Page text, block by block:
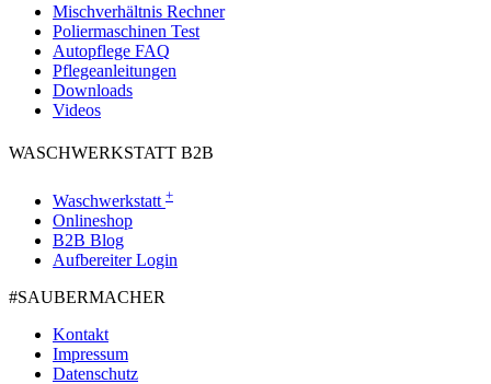
Mischverhältnis Rechner
Poliermaschinen Test
Autopflege FAQ
Pflegeanleitungen
Downloads
Videos
WASCHWERKSTATT B2B
Waschwerkstatt +
Onlineshop
B2B Blog
Aufbereiter Login
#SAUBER­MACHER
Kontakt
Impressum
Datenschutz